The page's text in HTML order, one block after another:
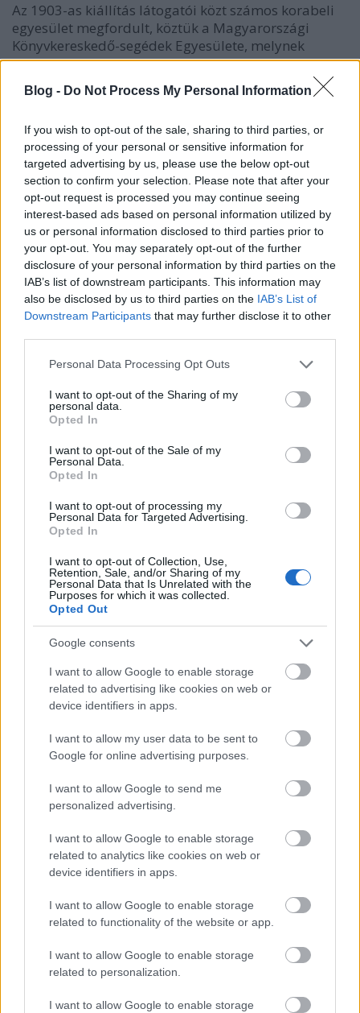
Blog - Do Not Process My Personal Information
If you wish to opt-out of the sale, sharing to third parties, or
processing of your personal or sensitive information for
targeted advertising by us, please use the below opt-out
section to confirm your selection. Please note that after your
opt-out request is processed you may continue seeing
interest-based ads based on personal information utilized by
us or personal information disclosed to third parties prior to
your opt-out. You may separately opt-out of the further
disclosure of your personal information by third parties on the
IAB’s list of downstream participants. This information may
also be disclosed by us to third parties on the IAB’s List of
Downstream Participants that may further disclose it to other
Please note that this website/app uses one or more Google
not limited to your visit or usage behaviour. You may click to
grant or deny consent to Google and its third-party tags to
use your data for below specified purposes in below Google
consent section.
Personal Data Processing Opt Outs
I want to opt-out of the Sharing of my
personal data.
Opted In
I want to opt-out of the Sale of my
Personal Data.
Opted In
I want to opt-out of processing my
Personal Data for Targeted Advertising.
Opted In
I want to opt-out of Collection, Use,
Retention, Sale, and/or Sharing of my
Personal Data that Is Unrelated with the
Purposes for which it was collected.
Opted Out
Google consents
I want to allow Google to enable storage
related to advertising like cookies on web or
device identifiers in apps.
I want to allow my user data to be sent to
Google for online advertising purposes.
I want to allow Google to send me
personalized advertising.
I want to allow Google to enable storage
related to analytics like cookies on web or
device identifiers in apps.
I want to allow Google to enable storage
related to functionality of the website or app.
I want to allow Google to enable storage
related to personalization.
I want to allow Google to enable storage
Az 1903-as kiállítás látogatói közt számos korabeli
egyesület megfordult, köztük a Magyarországi
Könyvkereskedő-segédek Egyesülete, melynek
tagjait Czakó kalauzolta.
Czakó 1905-ig volt az Iparművészeti Múzeum
könyvtárosa, majd múzeumi őr lett. 1908-ban az
Könyvnyomdászok Szakkörével összefogva
megszervezte a Nyomdászati Tanműhelyt. Az iskola
igazgatója magát Czakót – aki hosszú éveken át
foglalkozott a művészi grafikával – nevezte ki a
tanműhely élére. Czakó, Helbing Ferenc rajztanár-
művésszel egyetértőleg, egészen új alapokra
helyezte a nyomdászok rajzoktatását, így a
tanműhely fellendülést hozott a művészi
nyomdászat terén. Ezt tanúsítják a Magyar
Iparművészetcímű folyóirat korabeli számai is.
Magyar Iparművészet (1909)– Elektronikus
Többirányú szerepvállalását mutatja, hogy Czakó
Szent-György-Czéh Magyar Amatőrök és Gyűjtők
Egyesületének, melynek grafikai szakosztálya sokat
tett az ex libris hazai népszerűsítéséért.
szólóan, Csányi Károly és Nagy Sándor korábban
bemutatott művei mellett az angol festő, iparművész
Walter Crane-nel is. Az angol művész változatos
műfajokban alkotott, készített olajfestményeket,
akvarelleket, mozaikokat és üvegfestményeket,
tapétaterveket is, és nagyon sikeres könyvillusztrátor